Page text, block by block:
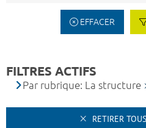
EFFACER
FILTRES ACTIFS
Par rubrique: La structure
RETIRER